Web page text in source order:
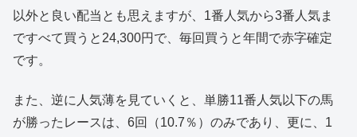
以外と良い配当とも思えますが、1番人気から3番人気ま
ですべて買うと24,300円で、毎回買うと年間で赤字確定
です。
また、逆に人気薄を見ていくと、単勝11番人気以下の馬
が勝ったレースは、6回（10.7％）のみであり、更に、1